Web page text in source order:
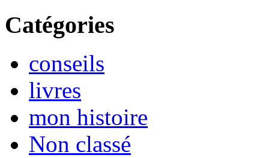
Catégories
conseils
livres
mon histoire
Non classé